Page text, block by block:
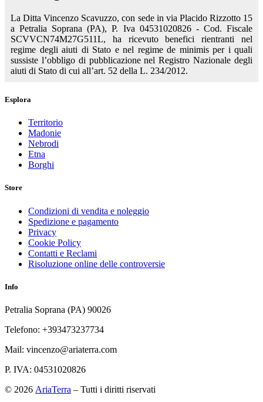
La Ditta Vincenzo Scavuzzo, con sede in via Placido Rizzotto 15
a Petralia Soprana (PA), P. Iva 04531020826 - Cod. Fiscale
SCVVCN74M27G511L, ha ricevuto benefici rientranti nel
regime degli aiuti di Stato e nel regime de minimis per i quali
sussiste l’obbligo di pubblicazione nel Registro Nazionale degli
aiuti di Stato di cui all’art. 52 della L. 234/2012.
Esplora
Territorio
Madonie
Nebrodi
Etna
Borghi
Store
Condizioni di vendita e noleggio
Spedizione e pagamento
Privacy
Cookie Policy
Contatti e Reclami
Risoluzione online delle controversie
Info
Petralia Soprana (PA) 90026
Telefono: +393473237734
Mail: vincenzo@ariaterra.com
P. IVA: 04531020826
© 2026 AriaTerra – Tutti i diritti riservati